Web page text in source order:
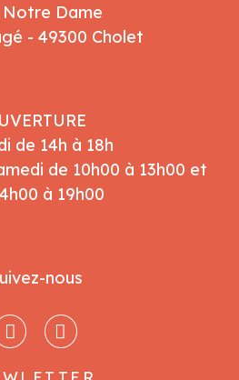
Notre Dame
- 49300 Cholet
de 14h à 18h
de 10h00 à 13h00 et
à 19h00
nous